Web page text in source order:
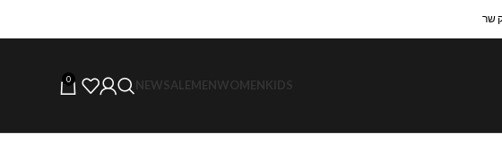
0 NEWSALEMENWOMENKIDS